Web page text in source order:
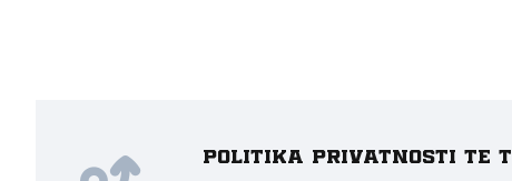
Politika privatnosti te